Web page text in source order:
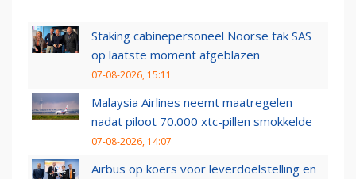
Staking cabinepersoneel Noorse tak SAS
op laatste moment afgeblazen
07-08-2026, 15:11
Malaysia Airlines neemt maatregelen
nadat piloot 70.000 xtc-pillen smokkelde
07-08-2026, 14:07
Airbus op koers voor leverdoelstelling en